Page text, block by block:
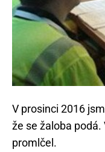
V prosinci 2016
že se žaloba
promlčel.